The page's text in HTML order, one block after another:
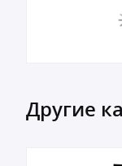
Другие